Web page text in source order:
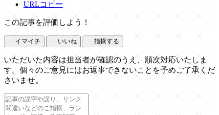
URLコピー
この記事を評価しよう！
イマイチ いいね 指摘する
いただいた内容は担当者が確認のうえ、順次対応いたしま
す。個々のご意見にはお返事できないことを予めご了承くだ
さいませ。